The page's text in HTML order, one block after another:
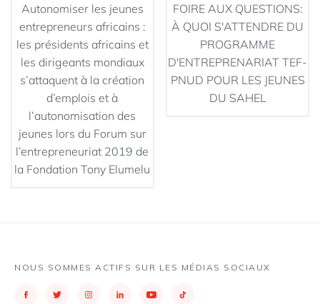
Autonomiser les jeunes
entrepreneurs africains :
les présidents africains et
les dirigeants mondiaux
s’attaquent à la création
d’emplois et à
l’autonomisation des
jeunes lors du Forum sur
l’entrepreneuriat 2019 de
la Fondation Tony Elumelu
FOIRE AUX QUESTIONS:
À QUOI S'ATTENDRE DU
PROGRAMME
D'ENTREPRENARIAT TEF-
PNUD POUR LES JEUNES
DU SAHEL
NOUS SOMMES ACTIFS SUR LES MÉDIAS SOCIAUX